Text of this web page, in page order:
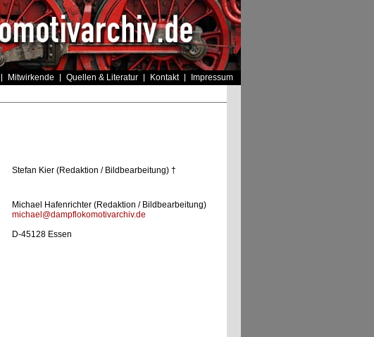
Mitwirkende Quellen & Literatur Kontakt Impressum
Stefan Kier (Redaktion / Bildbearbeitung) †
Michael Hafenrichter (Redaktion / Bildbearbeitung)
michael@dampflokomotivarchiv.de
D-45128 Essen